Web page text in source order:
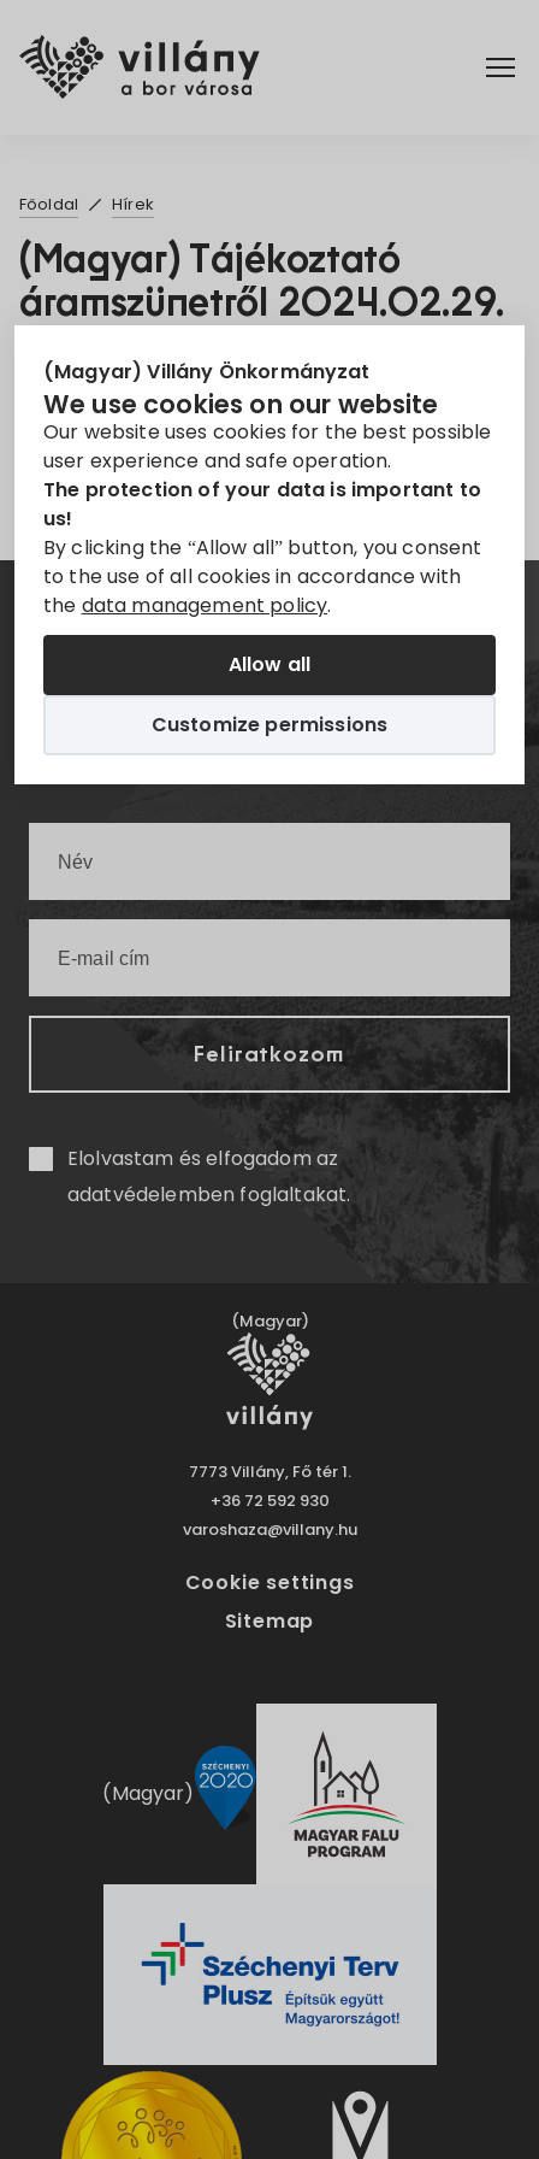
(Magyar) Villány Önkormányzat
We use cookies on our website
Our website uses cookies for the best possible
user experience and safe operation.
The protection of your data is important to
us!
By clicking the “Allow all” button, you consent
to the use of all cookies in accordance with
the data management policy.
Allow all
Customize permissions
Rendelettár
Turizmus
Főoldal Hírek
(Magyar) Tájékoztató
áramszünetről 2024.02.29.
Áramszünet EON tájékoztató
Sorry, this entry is only available inMagyar
Hírlevél
Értesüljön elsőként a legfrissebb villányi
infókról!
Elolvastam és elfogadom az
adatvédelemben foglaltakat.
(Magyar)
7773 Villány, Fő tér 1.
+36 72 592 930
varoshaza@villany.hu
Cookie settings
Sitemap
(Magyar)